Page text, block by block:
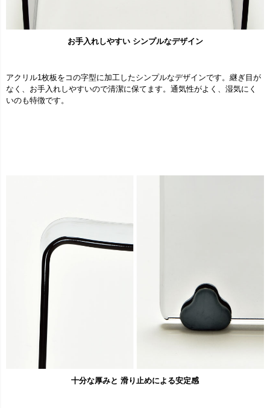
お手入れしやすい シンプルなデザイン
アクリル1枚板をコの字型に加工したシンプルなデザインです。継ぎ目が
なく、お手入れしやすいので清潔に保てます。通気性がよく、湿気にく
いのも特徴です。
十分な厚みと 滑り止めによる安定感